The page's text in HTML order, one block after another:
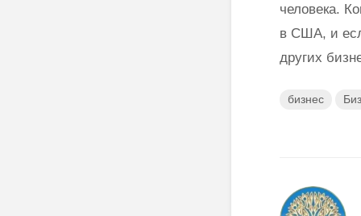
человека.
в США, и
других
бизнес